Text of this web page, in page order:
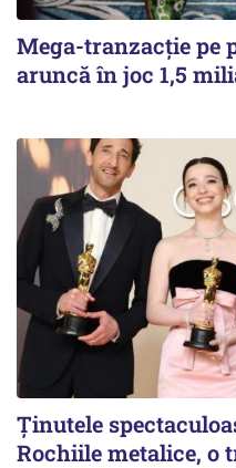
Mega-tranzacție pe
aruncă în joc 1,5
Ținutele
Rochiile metalice, o